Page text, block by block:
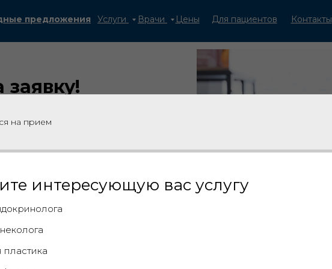
Услуги Врачи Цены Для пациентов Контакты
предложения
на прием
интересующую вас услугу
пластика
заявку!
в ближайшее время
Следите за нами
социальных сетях!